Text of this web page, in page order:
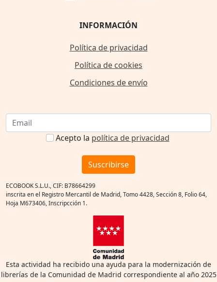
INFORMACIÓN
Política de privacidad
Política de cookies
Condiciones de envío
Acepto la política de privacidad
Suscribirse
ECOBOOK S.L.U., CIF: B78664299
inscrita en el Registro Mercantil de Madrid, Tomo 4428, Sección 8, Folio 64,
Hoja M673406, Inscripcción 1.
Esta actividad ha recibido una ayuda para la modernización de
librerías de la Comunidad de Madrid correspondiente al año 2025